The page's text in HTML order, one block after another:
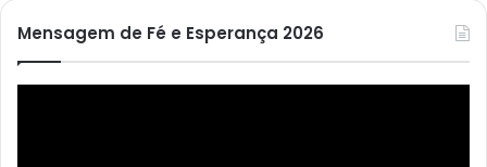
Mensagem de Fé e Esperança 2026